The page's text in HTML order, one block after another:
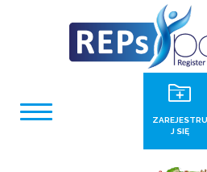
ZAREJESTRU
J SIĘ